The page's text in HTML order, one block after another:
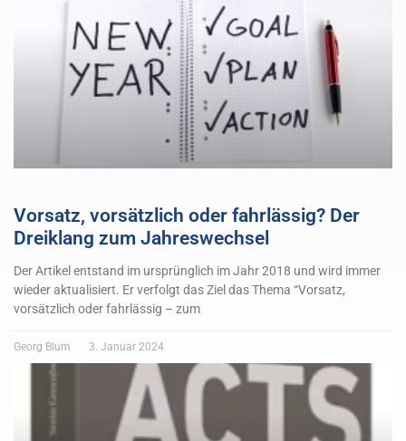
Vorsatz, vorsätzlich oder fahrlässig? Der
Dreiklang zum Jahreswechsel
Der Artikel entstand im ursprünglich im Jahr 2018 und wird immer
wieder aktualisiert. Er verfolgt das Ziel das Thema “Vorsatz,
vorsätzlich oder fahrlässig – zum
Georg Blum 3. Januar 2024